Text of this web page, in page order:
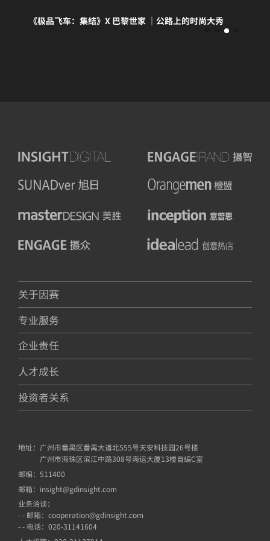
《极品飞车：集结》X 巴黎世家 ｜公路上的时尚大秀
关于因赛
专业服务
企业责任
人才成长
投资者关系
地址： 广州市番禺区番禺大道北555号天安科技园26号楼
广州市海珠区滨江中路308号海运大厦13楼自编C室
邮编： 511400
邮箱： insight@gdinsight.com
业务洽谈：
- - 邮箱：cooperation@gdinsight.com
- - 电话：020-31141604